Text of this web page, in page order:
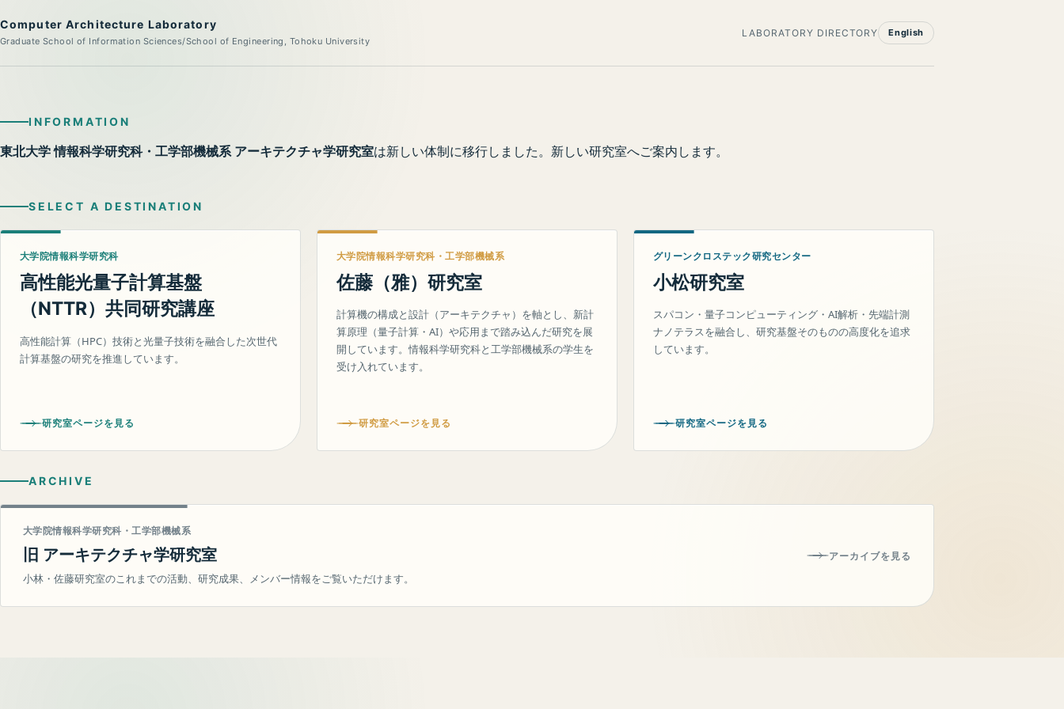
Computer Architecture Laboratory
Graduate School of Information Sciences/School of Engineering, Tohoku University
LABORATORY DIRECTORY English
INFORMATION
東北大学 情報科学研究科・工学部機械系 アーキテクチャ学研究室は新しい体制に移行しました。新しい研究室へご案内します。
SELECT A DESTINATION
大学院情報科学研究科
高性能光量子計算基盤
（NTTR）共同研究講座
高性能計算（HPC）技術と光量子技術を融合した次世代
計算基盤の研究を推進しています。
研究室ページを見る
大学院情報科学研究科・工学部機械系
佐藤（雅）研究室
計算機の構成と設計（アーキテクチャ）を軸とし、新計
算原理（量子計算・AI）や応用まで踏み込んだ研究を展
開しています。情報科学研究科と工学部機械系の学生を
受け入れています。
研究室ページを見る
グリーンクロステック研究センター
小松研究室
スパコン・量子コンピューティング・AI解析・先端計測
ナノテラスを融合し、研究基盤そのものの高度化を追求
しています。
研究室ページを見る
ARCHIVE
大学院情報科学研究科・工学部機械系
旧 アーキテクチャ学研究室
小林・佐藤研究室のこれまでの活動、研究成果、メンバー情報をご覧いただけます。
アーカイブを見る